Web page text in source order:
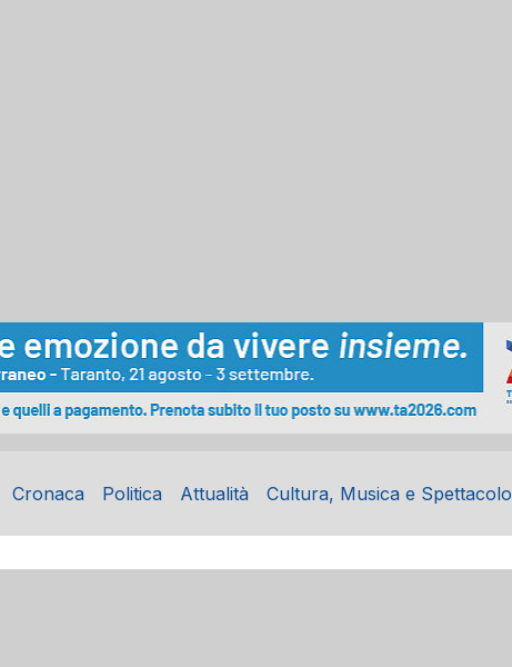
Cronaca Politica Attualità Cultura, Musica e Spettacolo